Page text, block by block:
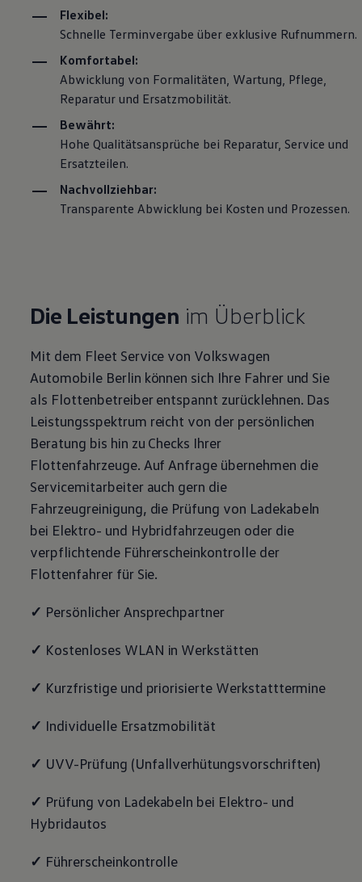
Flexibel:
Schnelle Terminvergabe über exklusive Rufnummern.
Komfortabel:
Abwicklung von Formalitäten, Wartung, Pflege,
Reparatur und Ersatzmobilität.
Bewährt:
Hohe Qualitätsansprüche bei Reparatur, Service und
Ersatzteilen.
Nachvollziehbar:
Transparente Abwicklung bei Kosten und Prozessen.
Die Leistungen im Überblick
Mit dem Fleet Service von Volkswagen
Automobile Berlin können sich Ihre Fahrer und Sie
als Flottenbetreiber entspannt zurücklehnen. Das
Leistungsspektrum reicht von der persönlichen
Beratung bis hin zu Checks Ihrer
Flottenfahrzeuge. Auf Anfrage übernehmen die
Servicemitarbeiter auch gern die
Fahrzeugreinigung, die Prüfung von Ladekabeln
bei Elektro- und Hybridfahrzeugen oder die
verpflichtende Führerscheinkontrolle der
Flottenfahrer für Sie.
✓ Persönlicher Ansprechpartner
✓ Kostenloses WLAN in Werkstätten
✓ Kurzfristige und priorisierte Werkstatttermine
✓ Individuelle Ersatzmobilität
✓ UVV-Prüfung (Unfallverhütungsvorschriften)
✓ Prüfung von Ladekabeln bei Elektro- und
Hybridautos
✓ Führerscheinkontrolle